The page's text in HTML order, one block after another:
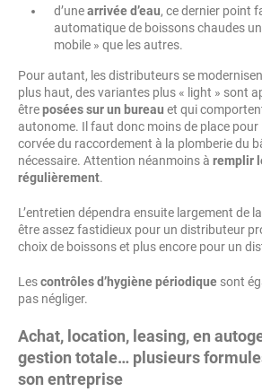
d’unearrivée d’eau, ce dernier point
automatique de boissons chaudes
mobile » que les autres.
Pour autant, les distributeurs se
plus haut, des variantes plus « light » sont
êtreposées sur un bureau et qui
autonome. Il faut donc moins de place pour
corvée du raccordement à la plomberie du
nécessaire. Attention néanmoins à remplir
régulièrement.
L’entretien dépendra ensuite largement de
être assez fastidieux pour un distributeur
choix de boissons et plus encore pour un
Lescontrôles d’hygiène périodique sont
pas négliger.
Achat, location, leasing, en
gestion totale… plusieurs
son entreprise